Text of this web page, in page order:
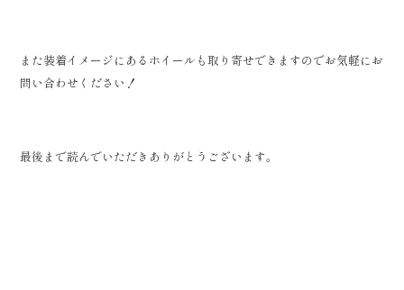
また装着イメージにあるホイールも取り寄せできますのでお気軽にお
問い合わせください！
最後まで読んでいただきありがとうございます。